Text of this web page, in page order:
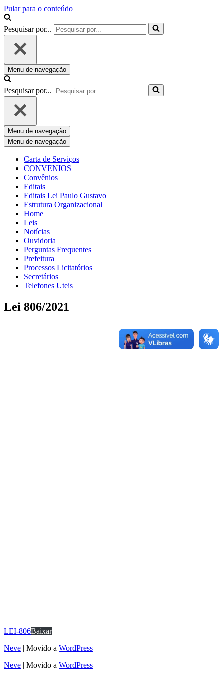
Pular para o conteúdo
Pesquisar por...
Menu de navegação
Pesquisar por...
Menu de navegação
Menu de navegação
Carta de Serviços
CONVENIOS
Convênios
Editais
Editais Lei Paulo Gustavo
Estrutura Organizacional
Home
Leis
Notícias
Ouvidoria
Perguntas Frequentes
Prefeitura
Processos Licitatórios
Secretários
Telefones Uteis
Lei 806/2021
LEI-806Baixar
Neve | Movido a WordPress
Neve | Movido a WordPress